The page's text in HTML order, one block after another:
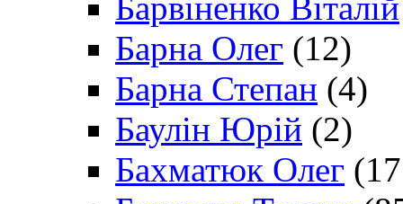
Барна Олег (12)
Барна Степан (4)
Баулін Юрій (2)
Бахматюк Олег